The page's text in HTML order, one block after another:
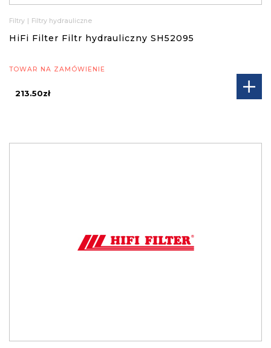
Filtry Filtry hydrauliczne
HiFi Filter Filtr hydrauliczny SH52095
TOWAR NA ZAMÓWIENIE
213.50zł